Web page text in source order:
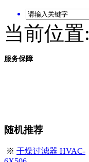
当前位置:
服务保障
随机推荐
※ 干燥过滤器 HVAC-